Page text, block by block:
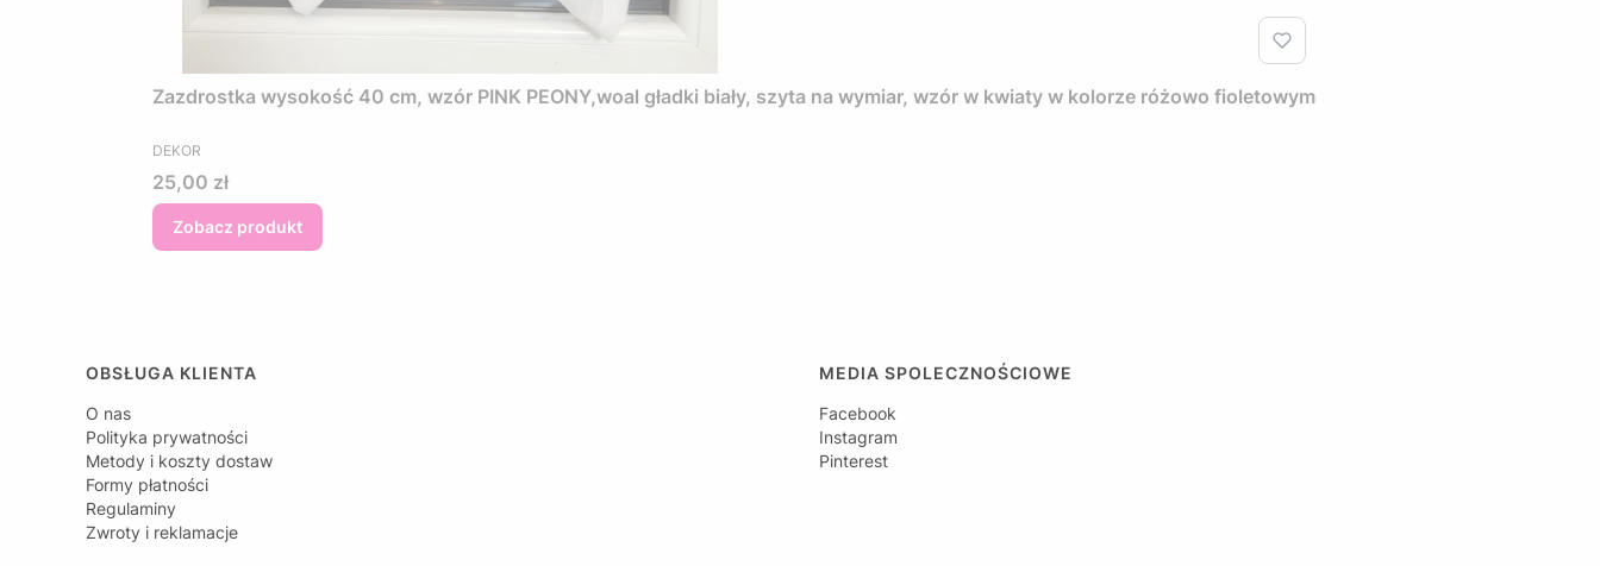
Zazdrostka wysokość 40 cm, wzór PINK PEONY,woal gładki biały, szyta na wymiar, wzór w kwiaty w kolorze różowo fioletowym
PRODUCENT
DEKOR
Cena
25,00 zł
Zobacz produkt
Linki w stopce
OBSŁUGA KLIENTA
O nas
Polityka prywatności
Metody i koszty dostaw
Formy płatności
Regulaminy
Zwroty i reklamacje
MEDIA SPOLECZNOŚCIOWE
Facebook
Instagram
Pinterest